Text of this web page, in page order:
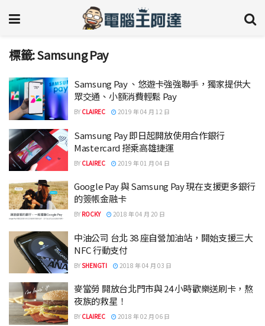
標籤:Samsung Pay
Samsung Pay 、悠遊卡強強聯手，獨家提供大
眾交通、小額消費輕鬆 Pay
BY CLAIREC 2019 年 04 月 12 日
Samsung Pay 即日起開放使用合作銀行
Mastercard 搭乘高雄捷運
BY CLAIREC 2019 年 01 月 04 日
Google Pay 與 Samsung Pay 現在支援更多銀行
的簽帳金融卡
BY ROCKY 2018 年 04 月 20 日
中油公司 台北 38 座自營加油站，開始支援三大
NFC 行動支付
BYSHENGTI 2018 年 04 月 03 日
麥當勞 開放台北門市與 24 小時歡樂送刷卡，熬
夜族的救星！
BY CLAIREC 2018 年 02 月 06 日